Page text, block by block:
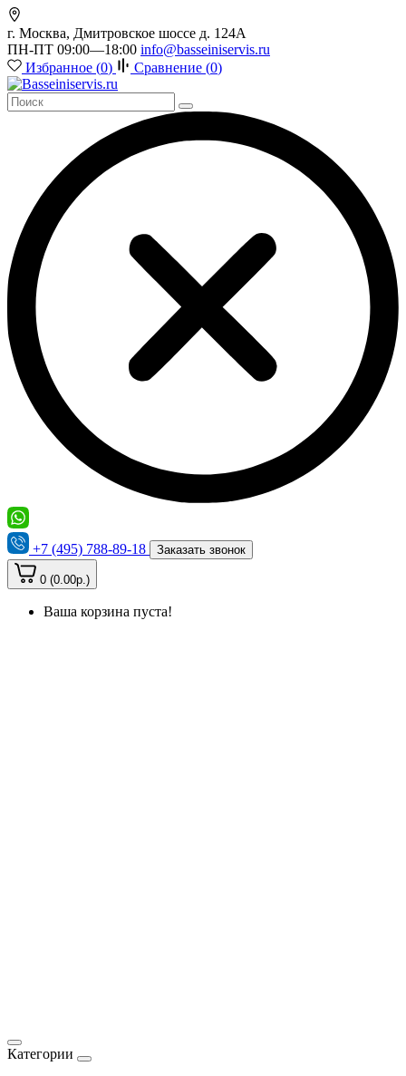
г. Москва, Дмитровское шоссе д. 124А
ПН-ПТ 09:00—18:00 info@basseiniservis.ru
Избранное (0) Сравнение (0)
+7 (495) 788-89-18 Заказать звонок
0 (0.00р.)
Ваша корзина пуста!
Категории